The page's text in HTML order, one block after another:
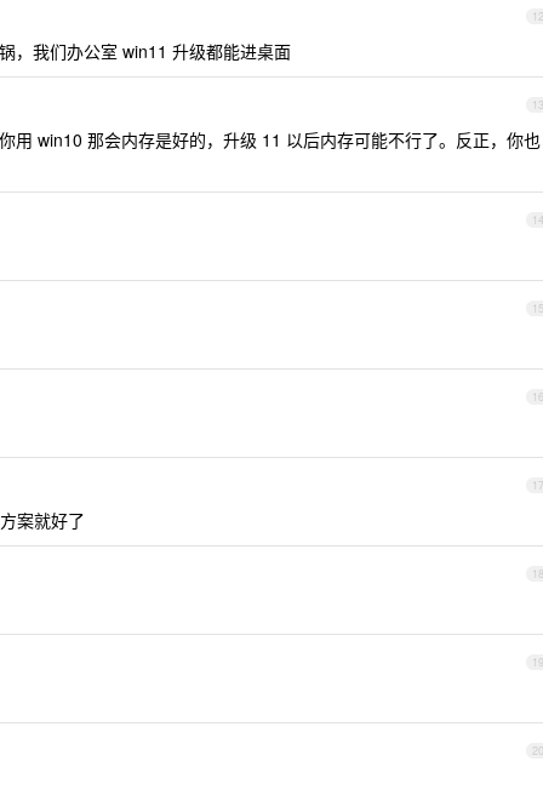
12
，我们办公室 win11 升级都能进桌面
13
用 win10 那会内存是好的，升级 11 以后内存可能不行了。反正，你也
14
15
16
17
案就好了
18
19
20